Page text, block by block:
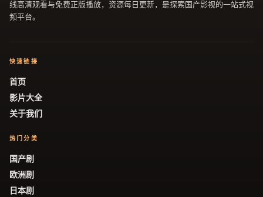
线高清观看与免费正版播放，资源每日更新，是探索国产影视的一站式视
频平台。
快速链接
首页
影片大全
关于我们
热门分类
国产剧
欧洲剧
日本剧